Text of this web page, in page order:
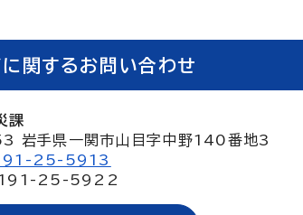
に関するお問い合わせ
課
岩手県一関市山目字中野140番地3
25-5913
25-5922